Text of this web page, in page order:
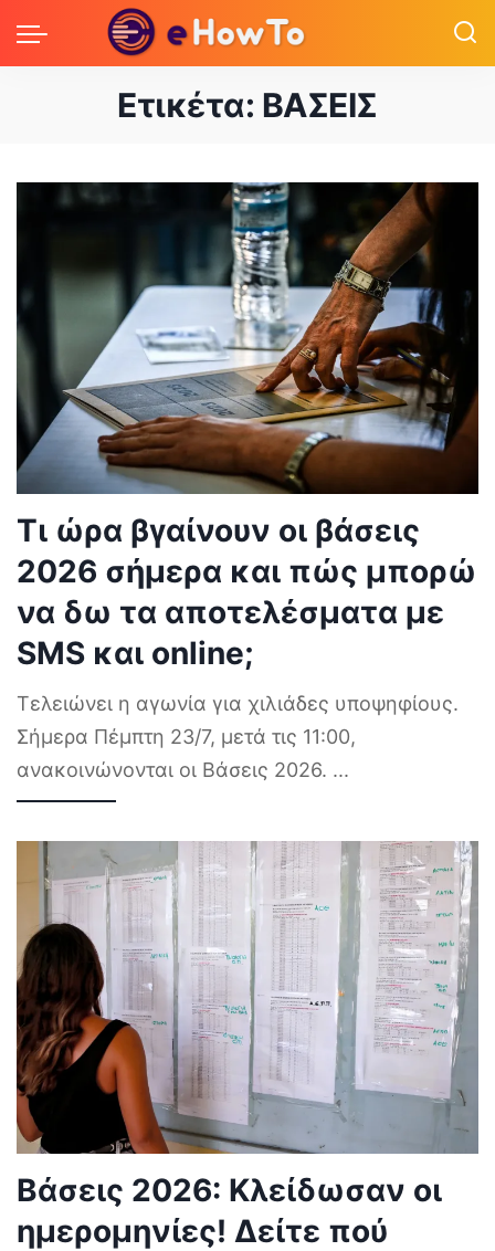
Ετικέτα: ΒΑΣΕΙΣ
Τι ώρα βγαίνουν οι βάσεις
2026 σήμερα και πώς μπορώ
να δω τα αποτελέσματα με
SMS και online;
Τελειώνει η αγωνία για χιλιάδες υποψηφίους.
Σήμερα Πέμπτη 23/7, μετά τις 11:00,
ανακοινώνονται οι Βάσεις 2026. ...
Βάσεις 2026: Κλείδωσαν οι
ημερομηνίες! Δείτε πού